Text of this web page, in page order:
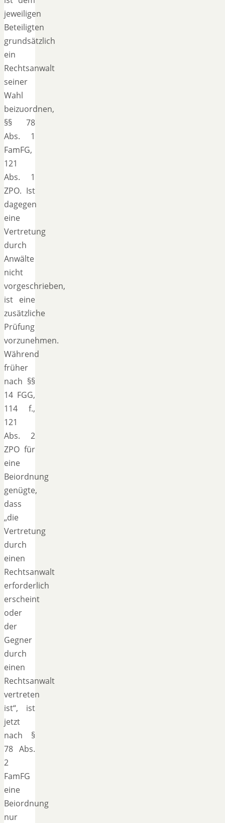
jeweiligen
Beteiligten
grundsätzlich
ein
Rechtsanwalt
seiner
Wahl
beizuordnen,
§§ 78
Abs. 1
FamFG,
121
Abs. 1
ZPO. Ist
dagegen
eine
Vertretung
durch
Anwälte
nicht
vorgeschrieben,
ist eine
zusätzliche
Prüfung
vorzunehmen.
Während
früher
nach §§
14 FGG,
114 f.,
121
Abs. 2
ZPO für
eine
Beiordnung
genügte,
dass
„die
Vertretung
durch
einen
Rechtsanwalt
erforderlich
erscheint
oder
der
Gegner
durch
einen
Rechtsanwalt
vertreten
ist“, ist
jetzt
nach §
78 Abs.
2
FamFG
eine
Beiordnung
nur